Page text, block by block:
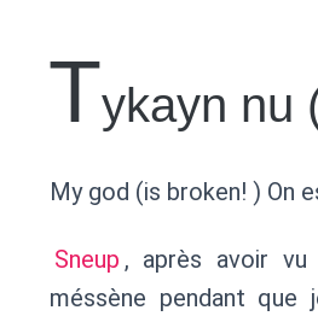
Tykayn nu
My god (is broken! ) On
Sneup , après avoir
méssène pendant que